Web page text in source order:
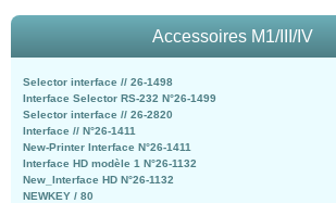
Accessoires M1/III/IV
Selector interface // 26-1498
Interface Selector RS-232 N°26-1499
Selector interface // 26-2820
Interface // N°26-1411
New-Printer Interface N°26-1411
Interface HD modèle 1 N°26-1132
New_Interface HD N°26-1132
NEWKEY / 80